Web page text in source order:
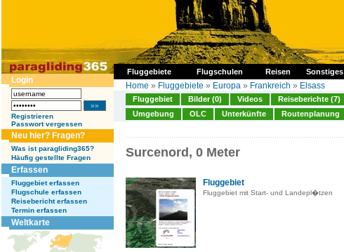
Fluggebiete Flugschulen Reisen Sonstiges
Login
Registrieren
Passwort vergessen
Neu hier? Fragen?
Was ist paragliding365?
Häufig gestellte Fragen
Erfassen
Fluggebiet erfassen
Flugschule erfassen
Reisebericht erfassen
Termin erfassen
Weltkarte
Home » Fluggebiete » Europa » Frankreich » Elsass
Fluggebiet Bilder (0) Videos Reiseberichte (7)
Umgebung
OLC Unterkünfte Routenplanung
Surcenord, 0 Meter
Fluggebiet
Fluggebiet mit Start- und Landepl�tzen